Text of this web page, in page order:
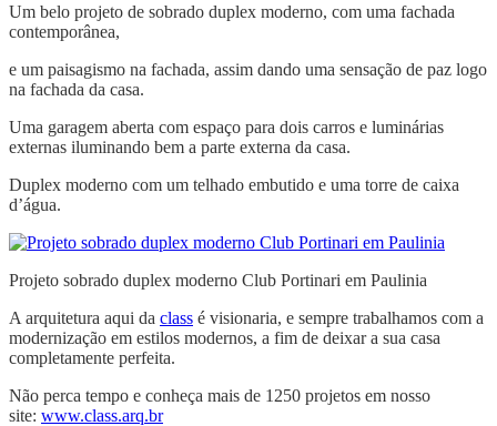
Um belo projeto de sobrado duplex moderno, com uma fachada
contemporânea,
e um paisagismo na fachada, assim dando uma sensação de paz logo
na fachada da casa.
Uma garagem aberta com espaço para dois carros e luminárias
externas iluminando bem a parte externa da casa.
Duplex moderno com um telhado embutido e uma torre de caixa
d’água.
Projeto sobrado duplex moderno Club Portinari em Paulinia
A arquitetura aqui da class é visionaria, e sempre trabalhamos com a
modernização em estilos modernos, a fim de deixar a sua casa
completamente perfeita.
Não perca tempo e conheça mais de 1250 projetos em nosso
site: www.class.arq.br